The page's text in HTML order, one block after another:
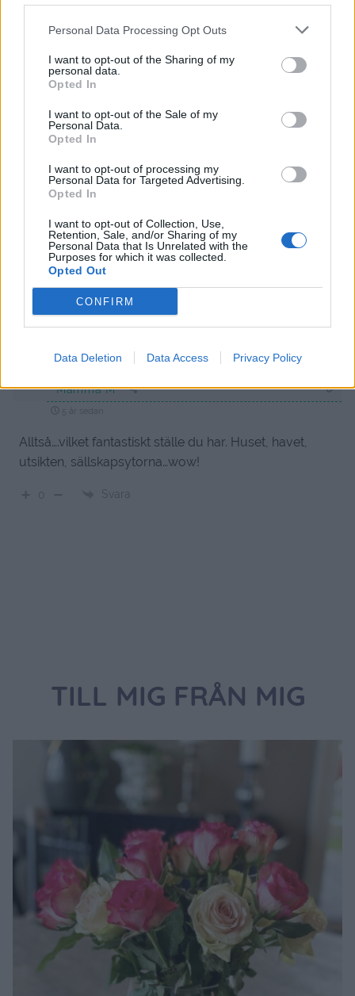
Personal Data Processing Opt Outs
I want to opt-out of the Sharing of my
personal data.
Opted In
I want to opt-out of the Sale of my
Personal Data.
Opted In
I want to opt-out of processing my
Personal Data for Targeted Advertising.
Opted In
I want to opt-out of Collection, Use,
Retention, Sale, and/or Sharing of my
Personal Data that Is Unrelated with the
Purposes for which it was collected.
Opted Out
CONFIRM
Data Deletion Data Access Privacy Policy
Prenumerera
{} [+]
COMMENT
Mamma M
Alltså….vilket fantastiskt ställe du har. Huset, havet,
utsikten, sällskapsytorna…wow!
Svara
TILL MIG FRÅN MIG